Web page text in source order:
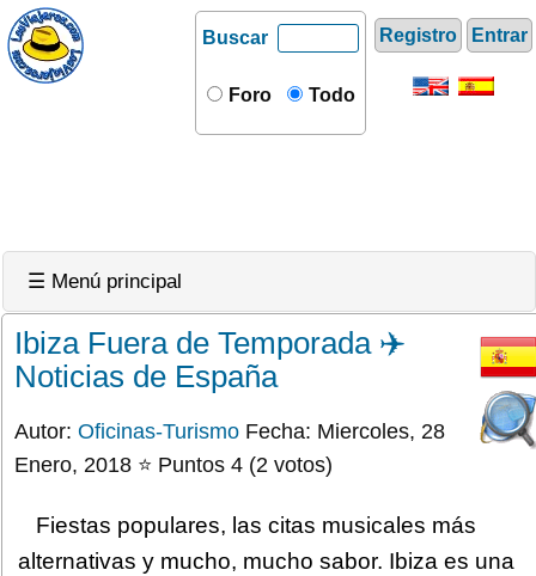
Registro Entrar
Buscar
Foro Todo
☰ Menú principal
Ibiza Fuera de Temporada ✈️
Noticias de España
Autor: Oficinas-Turismo Fecha: Miercoles, 28
Enero, 2018 ⭐ Puntos 4 (2 votos)
Fiestas populares, las citas musicales más
alternativas y mucho, mucho sabor. Ibiza es una